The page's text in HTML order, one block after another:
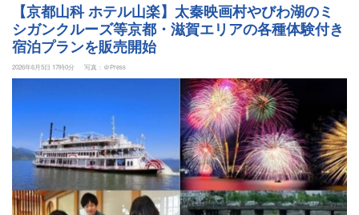
【京都山科 ホテル山楽】太秦映画村やびわ湖のミ
シガンクルーズ等京都・滋賀エリアの各種体験付き
宿泊プランを販売開始
2026年6月5日 17時0分 写真：＠Press